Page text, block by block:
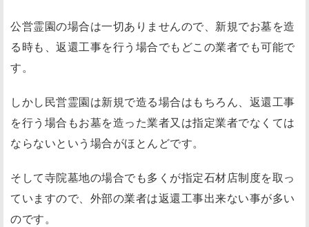
公営霊園の場合は一切ありませんので、新規でお墓を造
る時も、返還工事を行う場合でもどこの業者でも可能で
す。
しかし民営霊園は新規で造る場合はもちろん、返還工事
を行う場合もお墓を造った業者又は指定業者でなくては
ならないという場合がほとんどです。
そして寺院墓地の場合でも多くが指定石材店制度を取っ
ていますので、外部の業者は返還工事出来ない事が多い
のです。